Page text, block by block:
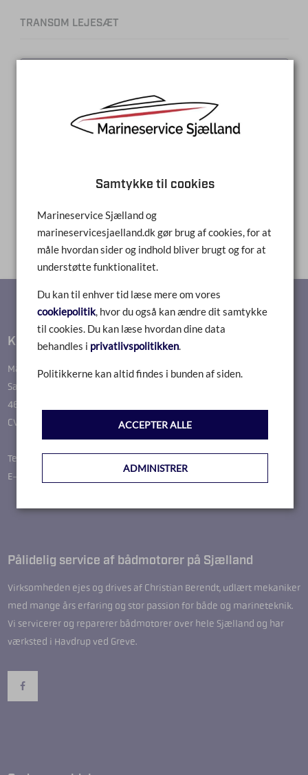
TRANSOM LEJESÆT
LÆS MERE
Kontakt
Marineservice Sjælland
Sallevvej 37
4622 Havdrup
CVR-nr.: 36664649
Telefon: 51244287
E-mail: christian.kbmm@gmail.com
Pålidelig service af bådmotorer på Sjælland
Virksomheden ejes og drives af Christian Berendt, udlært mekaniker
med mange års erfaring og stor passion for både og marineteknik.
Vi servicerer og reparerer bådmotorer over hele Sjælland og har
værksted i Havdrup ved Greve.
Samtykke til cookies
Marineservice Sjælland og
marineservicesjaelland.dk gør brug af cookies, for at
måle hvordan sider og indhold bliver brugt og for at
understøtte funktionalitet.
Du kan til enhver tid læse mere om vores
cookiepolitik, hvor du også kan ændre dit samtykke
til cookies. Du kan læse hvordan dine data
behandles i privatlivspolitikken.
Politikkerne kan altid findes i bunden af siden.
ACCEPTER ALLE
ADMINISTRER